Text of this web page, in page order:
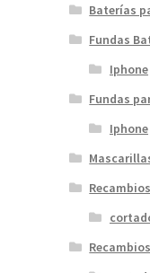
Baterías
Fundas
Iphone
Fundas
Iphone